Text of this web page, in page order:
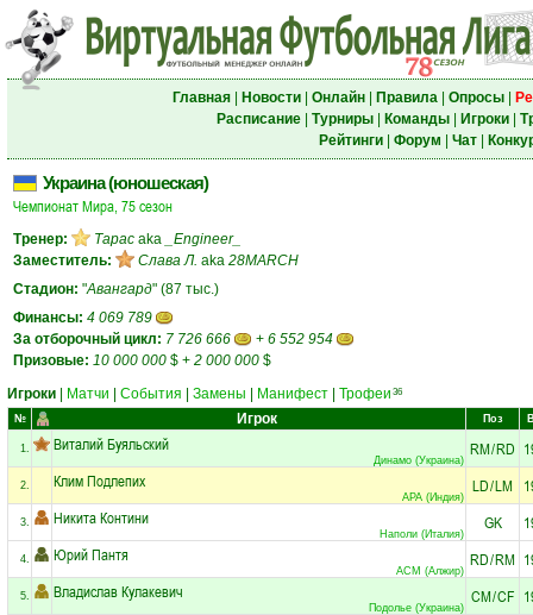
Главная| Новости| Онлайн| Правила| Опросы|
Расписание| Турниры| Команды| Игроки|
Рейтинги| Форум Чат|
Украина (юношеская)
Чемпионат Мира, 75 сезон
Тренер: Тарас aka
_Engineer_
Заместитель:
Слава Л. aka 28MARCH
Стадион: "Авангард" (87 тыс.)
Финансы: 4 069 789
За отборочный цикл: 7 726 666 + 6 552 954
Призовые: 10 000 000 $ + 2 000 000 $
Игроки
Матчи События Замены Манифест Трофеи 36
№ Игрок Поз
1. Виталий Буяльский
Динамо (Украина)
RM/RD
2. Клим Подлепих
АРА (Индия)
LD/LM
3. Никита Контини
Наполи (Италия)
GK
4. Юрий Пантя
АСМ (Алжир)
RD/RM
5. Владислав Кулакевич
Подолье (Украина)
CM/CF